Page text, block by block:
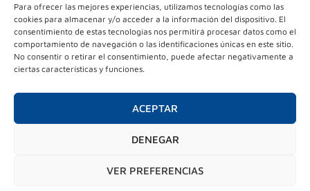
Para ofrecer las mejores experiencias, utilizamos tecnologías como las
cookies para almacenar y/o acceder a la información del dispositivo. El
consentimiento de estas tecnologías nos permitirá procesar datos como el
comportamiento de navegación o las identificaciones únicas en este sitio.
No consentir o retirar el consentimiento, puede afectar negativamente a
ciertas características y funciones.
ACEPTAR
DENEGAR
VER PREFERENCIAS
PROGRAMA
Programa
City market place
Test drive
#mubilexpo2026